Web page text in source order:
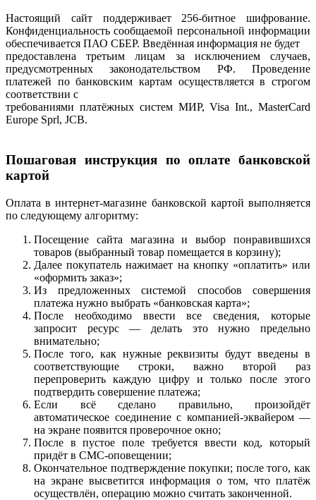
Настоящий сайт поддерживает 256-битное шифрование.
Конфиденциальность сообщаемой персональной информации
обеспечивается ПАО СБЕР. Введённая информация не будет
предоставлена третьим лицам за исключением случаев,
предусмотренных законодательством РФ. Проведение
платежей по банковским картам осуществляется в строгом
соответствии с
требованиями платёжных систем МИР, Visa Int., MasterCard
Europe Sprl, JCB.
Пошаговая инструкция по оплате банковской
картой
Оплата в интернет-магазине банковской картой выполняется
по следующему алгоритму:
Посещение сайта магазина и выбор понравившихся
товаров (выбранный товар помещается в корзину);
Далее покупатель нажимает на кнопку «оплатить» или
«оформить заказ»;
Из предложенных системой способов совершения
платежа нужно выбрать «банковская карта»;
После необходимо ввести все сведения, которые
запросит ресурс — делать это нужно предельно
внимательно;
После того, как нужные реквизиты будут введены в
соответствующие строки, важно второй раз
перепроверить каждую цифру и только после этого
подтвердить совершение платежа;
Если всё сделано правильно, произойдёт
автоматическое соединение с компанией-эквайером —
на экране появится проверочное окно;
После в пустое поле требуется ввести код, который
придёт в СМС-оповещении;
Окончательное подтверждение покупки; после того, как
на экране высветится информация о том, что платёж
осуществлён, операцию можно считать законченной.